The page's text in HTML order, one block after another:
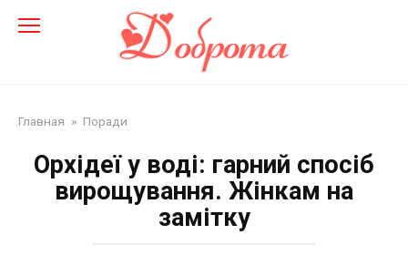
Главная » Поради
Орхідеї у воді: гарний спосіб
вирощування. Жінкам на
замітку